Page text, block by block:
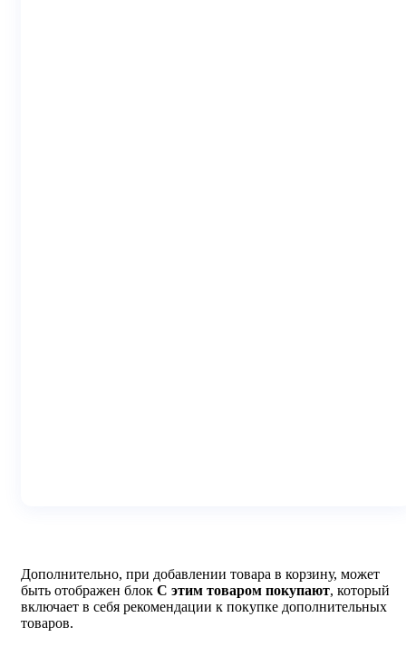
Дополнительно, при добавлении товара в корзину, может
быть отображен блок С этим товаром покупают, который
включает в себя рекомендации к покупке дополнительных
товаров.